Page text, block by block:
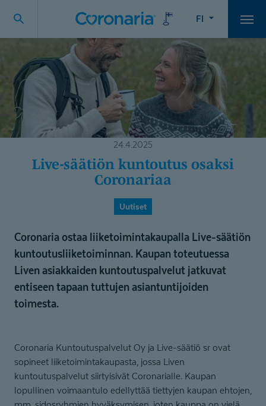
FI
24.4.2025
Live-säätiön kuntoutus osaksi
Coronariaa
Uutiset
Coronaria ostaa liiketoimintakaupalla Live-säätiön
kuntoutusliiketoiminnan. Kaupan toteutuessa
Liven asiakkaiden kuntoutuspalvelut jatkuvat
entiseen tapaan tuttujen asiantuntijoiden
toimesta.
Coronaria Kuntoutuspalvelut Oy ja Live-säätiö sr ovat
sopineet liiketoimintakaupasta, jossa Liven
kuntoutuspalvelut siirtyisivät Coronarialle. Kaupan
lopullinen voimaantulo edellyttää tiettyjen kaupan ehtojen,